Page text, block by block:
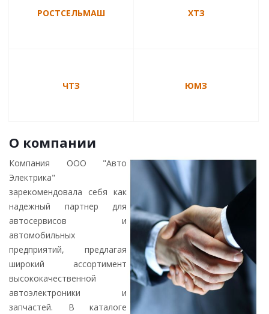
РОСТСЕЛЬМАШ ХТЗ
ЧТЗ ЮМЗ
О компании
Компания ООО "Авто
Электрика"
зарекомендовала себя как
надежный партнер для
автосервисов и
автомобильных
предприятий, предлагая
широкий ассортимент
высококачественной
автоэлектроники и
запчастей. В каталоге